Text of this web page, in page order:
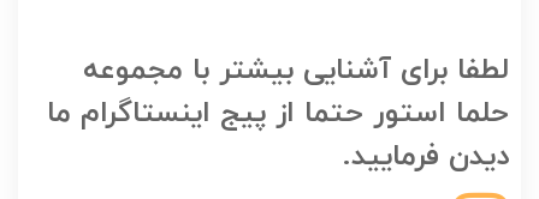
لطفا برای آشنایی بیشتر با مجموعه
حلما استور حتما از پیج اینستاگرام ما
دیدن فرمایید.